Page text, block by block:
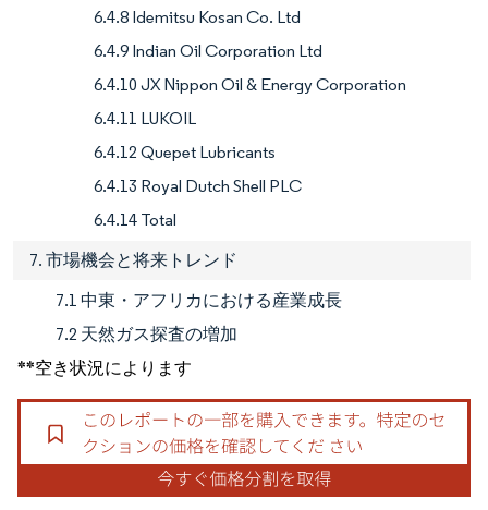
6.4.8 Idemitsu Kosan Co. Ltd
6.4.9 Indian Oil Corporation Ltd
6.4.10 JX Nippon Oil & Energy Corporation
6.4.11 LUKOIL
6.4.12 Quepet Lubricants
6.4.13 Royal Dutch Shell PLC
6.4.14 Total
7. 市場機会と将来トレンド
7.1 中東・アフリカにおける産業成長
7.2 天然ガス探査の増加
**空き状況によります